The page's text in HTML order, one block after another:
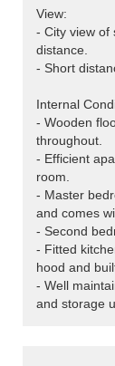
View:
- City view of
distance.
- Short
Internal
- Wooden
throughout.
- Efficient
room.
- Master
and comes
- Second
- Fitted
hood and
- Well
and storage